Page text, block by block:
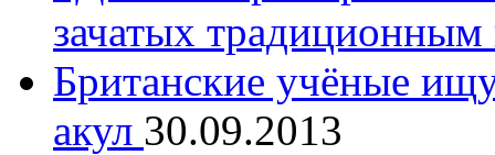
зачатых традиционным
Британские учёные
акул 30.09.2013